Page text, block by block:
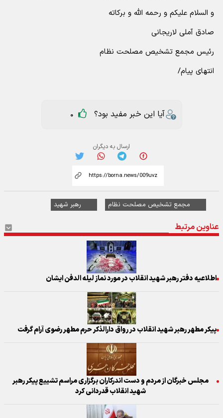
و السلام علیکم و رحمه الله و برکاته
صادق آملی لاریجانی
رئیس مجمع تشخیص مصلحت نظام
انتهای پیام/
آیا این خبر مفید بود؟ 0
ارسال به دیگران
مجمع تشخیص مصلحت نظام رهبر شهید
عناوین مرتبط
اطلاعیه دفتر رهبر شهید انقلاب در مورد نماز لیله الدفن ایشان
پیکر مطهر رهبر شهید انقلاب در رواق دارالذکر حرم مطهر رضوی آرام گرفت
مجلس خبرگان از مردم و دست اندرکاران برگزاری مراسم تشییع پیکر رهبر
شهید انقلاب قدردانی کرد